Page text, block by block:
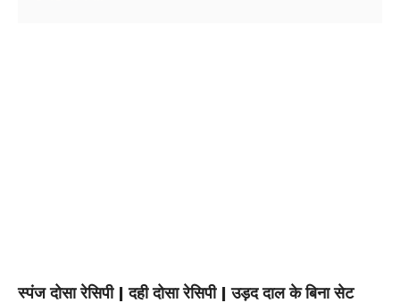
स्पंज दोसा रेसिपी | दही दोसा रेसिपी | उड़द दाल के बिना सेट